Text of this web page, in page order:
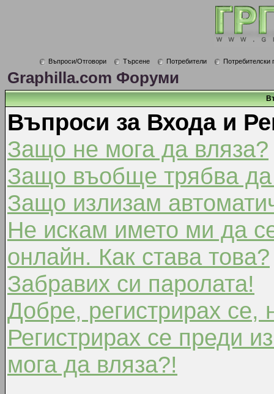
Въпроси/Отговори Търсене Потребители Потребителски
Graphilla.com Форуми
Въпроси за Входа и
Защо не мога да вляза?
Защо въобще трябва да
Защо излизам
Не искам името ми да
онлайн. Как става това?
Забравих си паролата!
Добре, регистрирах се,
Регистрирах се преди
мога да вляза?!